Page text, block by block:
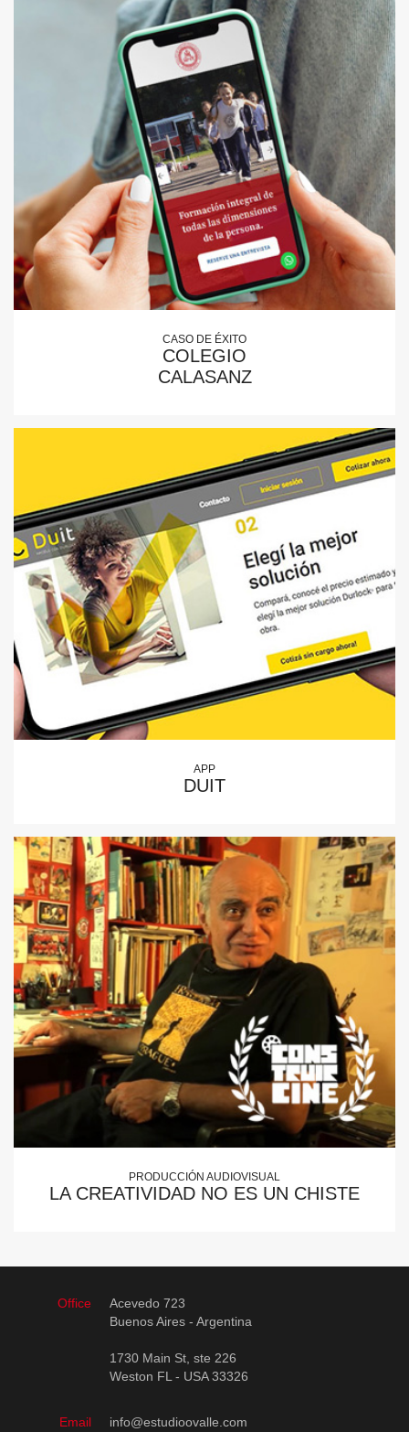
CASO DE ÉXITO
COLEGIO
CALASANZ
APP
DUIT
PRODUCCIÓN AUDIOVISUAL
LA CREATIVIDAD NO ES UN CHISTE
Office
Acevedo 723
Buenos Aires - Argentina
1730 Main St, ste 226
Weston FL - USA 33326
Email info@estudioovalle.com